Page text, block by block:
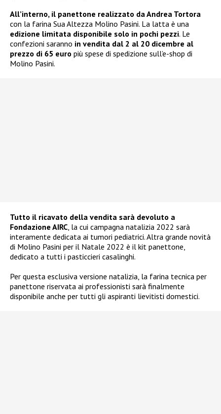
All’interno, il panettone realizzato da Andrea Tortora
con la farina Sua Altezza Molino Pasini. La latta è una
edizione limitata disponibile solo in pochi pezzi. Le
confezioni saranno in vendita dal 2 al 20 dicembre al
prezzo di 65 euro più spese di spedizione sull’e-shop di
Molino Pasini.
Tutto il ricavato della vendita sarà devoluto a
Fondazione AIRC, la cui campagna natalizia 2022 sarà
interamente dedicata ai tumori pediatrici. Altra grande novità
di Molino Pasini per il Natale 2022 è il kit panettone,
dedicato a tutti i pasticcieri casalinghi.
Per questa esclusiva versione natalizia, la farina tecnica per
panettone riservata ai professionisti sarà finalmente
disponibile anche per tutti gli aspiranti lievitisti domestici.